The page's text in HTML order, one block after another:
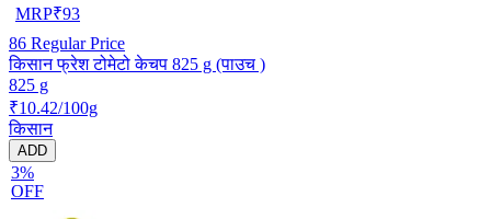
MRP₹93
86 Regular Price
किसान फ्रेश टोमेटो केचप 825 g (पाउच )
825 g
₹10.42/100g
किसान
ADD
3%
OFF